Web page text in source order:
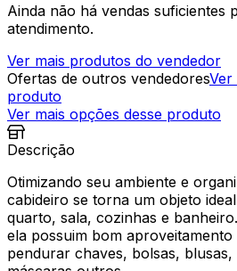
Ainda não há vendas suficientes
atendimento.
Ver mais produtos do vendedor
Ofertas de outros vendedoresVer
produto
Ver mais opções desse produto
Descrição
Otimizando seu ambiente e
cabideiro se torna um objeto
quarto, sala, cozinhas e
ela possuim bom
pendurar chaves, bolsas,